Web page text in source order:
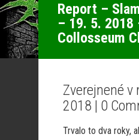
Report –
– 19. 5. 2018
Collosseum
Zverejnené v
2018 | 0
Trvalo to dva roky,